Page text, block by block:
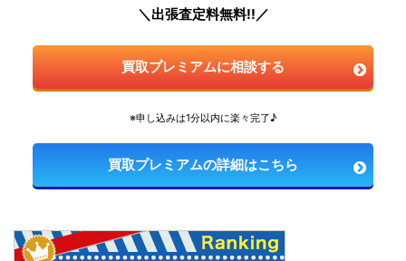
＼出張査定料無料!!／
買取プレミアムに相談する
※申し込みは1分以内に楽々完了♪
買取プレミアムの詳細はこちら